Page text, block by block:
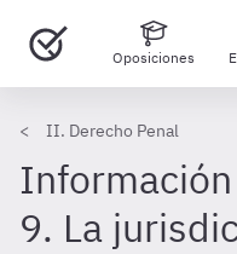
Oposiciones
II. Derecho Penal
9. La